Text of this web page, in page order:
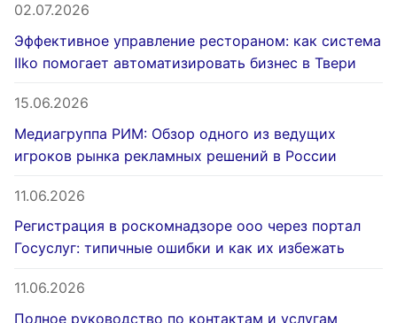
02.07.2026
Эффективное управление рестораном: как система
IIko помогает автоматизировать бизнес в Твери
15.06.2026
Медиагруппа РИМ: Обзор одного из ведущих
игроков рынка рекламных решений в России
11.06.2026
Регистрация в роскомнадзоре ооо через портал
Госуслуг: типичные ошибки и как их избежать
11.06.2026
Полное руководство по контактам и услугам